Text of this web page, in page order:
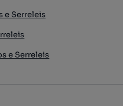
e Serreleis
e Serreleis